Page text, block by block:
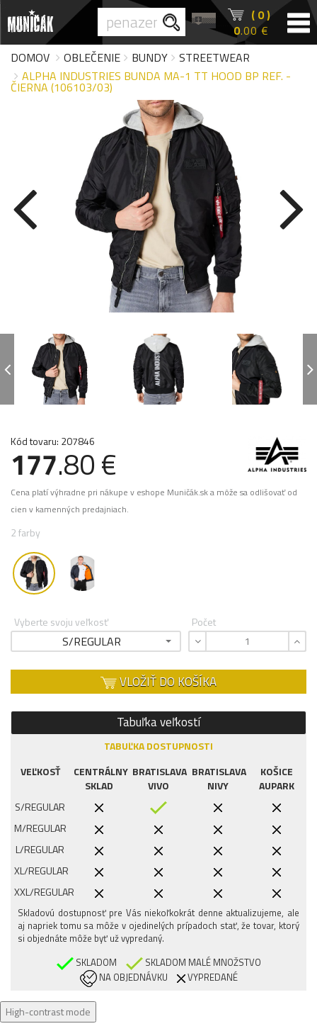
( 0 )
0.00 €
DOMOV
OBLEČENIE BUNDY
STREETWEAR
ALPHA INDUSTRIES BUNDA MA-1 TT HOOD BP REF. -
ČIERNA (106103/03)
Kód tovaru: 207846
177.80 €
Cena platí výhradne pri nákupe v eshope Muničák.sk a môže sa odlišovať od
cien v kamenných predajniach.
2 farby
Vyberte svoju veľkosť
S/REGULAR
Počet
VLOŽIŤ DO KOŠÍKA
Tabuľka veľkostí
TABUĽKA DOSTUPNOSTI
VEĽKOSŤ
CENTRÁLNY
SKLAD
BRATISLAVA
VIVO
BRATISLAVA
NIVY
KOŠICE
AUPARK
S/REGULAR
M/REGULAR
L/REGULAR
XL/REGULAR
XXL/REGULAR
Skladovú dostupnosť pre Vás niekoľkokrát denne aktualizujeme, ale
aj napriek tomu sa môže v ojedinelých prípadoch stať, že tovar, ktorý
si objednáte môže byť už vypredaný.
SKLADOM
SKLADOM MALÉ MNOŽSTVO
NA OBJEDNÁVKU
VYPREDANÉ
High-contrast mode